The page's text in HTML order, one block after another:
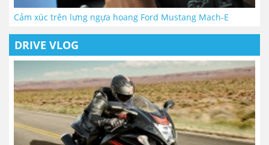
Cảm xúc trên lưng ngựa hoang Ford Mustang Mach-E
DRIVE VLOG